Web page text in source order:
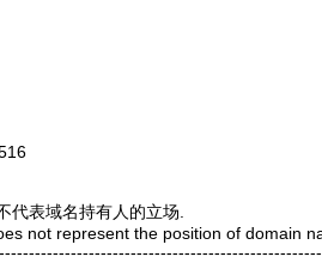
代表域名持有人的立场.
not represent the position of domain